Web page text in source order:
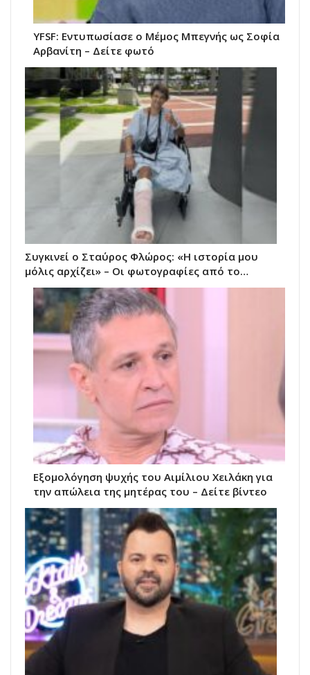
YFSF: Εντυπωσίασε ο Μέμος Μπεγνής ως Σοφία
Αρβανίτη – Δείτε φωτό
Συγκινεί ο Σταύρος Φλώρος: «Η ιστορία μου
μόλις αρχίζει» – Οι φωτογραφίες από το…
Εξομολόγηση ψυχής του Αιμίλιου Χειλάκη για
την απώλεια της μητέρας του – Δείτε βίντεο